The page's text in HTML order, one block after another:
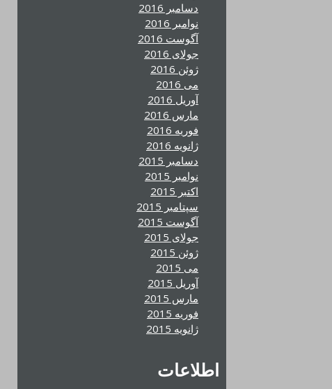
دسامبر 2016
نوامبر 2016
آگوست 2016
جولای 2016
ژوئن 2016
می 2016
آوریل 2016
مارس 2016
فوریه 2016
ژانویه 2016
دسامبر 2015
نوامبر 2015
اکتبر 2015
سپتامبر 2015
آگوست 2015
جولای 2015
ژوئن 2015
می 2015
آوریل 2015
مارس 2015
فوریه 2015
ژانویه 2015
اطلاعات